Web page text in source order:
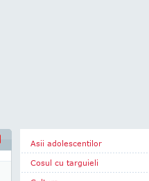
Asii adolescentilor
Cosul cu targuieli